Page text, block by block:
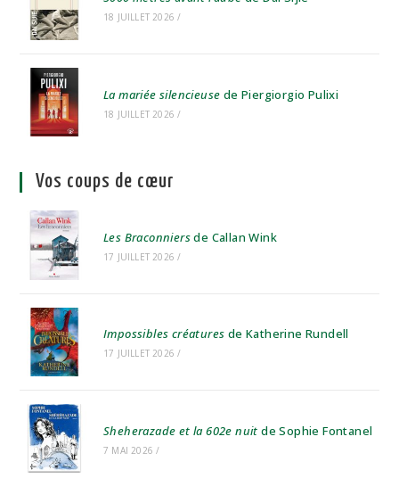
18 JUILLET 2026 /
La mariée silencieuse de Piergiorgio Pulixi
18 JUILLET 2026 /
Vos coups de cœur
Les Braconniersde Callan Wink
17 JUILLET 2026 /
Impossibles créatures de Katherine Rundell
17 JUILLET 2026 /
Sheherazade et la 602e nuit de Sophie Fontanel
7 MAI 2026 /